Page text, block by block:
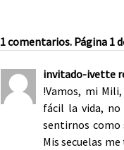
1 comentarios. Página 1
invitado-ivette
!Vamos, mi
fácil la vida, no
sentirnos como
Mis secuelas